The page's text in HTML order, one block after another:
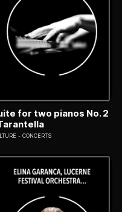
for two pianos No. 2
Tarantella
CONCERTS